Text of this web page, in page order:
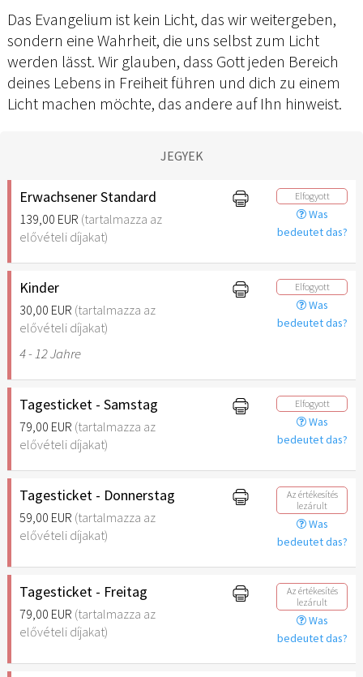
Das Evangelium ist kein Licht, das wir weitergeben,
sondern eine Wahrheit, die uns selbst zum Licht
werden lässt. Wir glauben, dass Gott jeden Bereich
deines Lebens in Freiheit führen und dich zu einem
Licht machen möchte, das andere auf Ihn hinweist.
JEGYEK
Erwachsener Standard
139,00 EUR (tartalmazza az
elővételi díjakat)
Elfogyott
Was
bedeutet das?
Kinder
30,00 EUR (tartalmazza az
elővételi díjakat)
Elfogyott
Was
bedeutet das?
4 - 12 Jahre
Tagesticket - Samstag
79,00 EUR (tartalmazza az
elővételi díjakat)
Elfogyott
Was
bedeutet das?
Tagesticket - Donnerstag
59,00 EUR (tartalmazza az
elővételi díjakat)
Az értékesítés
lezárult
Was
bedeutet das?
Tagesticket - Freitag
79,00 EUR (tartalmazza az
elővételi díjakat)
Az értékesítés
lezárult
Was
bedeutet das?